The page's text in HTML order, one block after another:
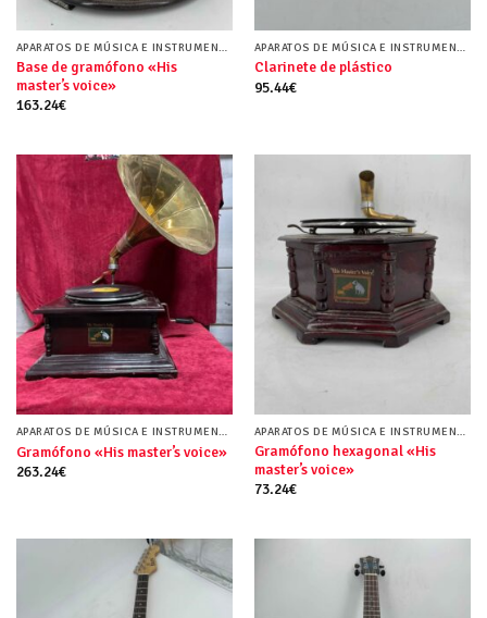
APARATOS DE MÚSICA E INSTRUMENTOS MUSICALES
Base de gramófono «His
master’s voice»
163.24€
APARATOS DE MÚSICA E INSTRUMENTOS MUSICALES
Clarinete de plástico
95.44€
APARATOS DE MÚSICA E INSTRUMENTOS MUSICALES
Gramófono «His master’s voice»
263.24€
APARATOS DE MÚSICA E INSTRUMENTOS MUSICALES
Gramófono hexagonal «His
master’s voice»
73.24€